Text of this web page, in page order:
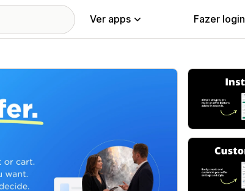
Ver apps Fazer login